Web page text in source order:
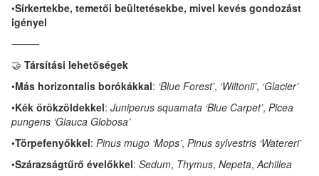
•Sírkertekbe, temetői beültetésekbe, mivel kevés gondozást
igényel
⸻
🤝 Társítási lehetőségek
•Más horizontalis borókákkal: ‘Blue Forest’, ‘Wiltonii’, ‘Glacier’
•Kék örökzöldekkel: Juniperus squamata ‘Blue Carpet’, Picea
pungens ‘Glauca Globosa’
•Törpefenyőkkel: Pinus mugo ‘Mops’, Pinus sylvestris ‘Watereri’
•Szárazságtűrő évelőkkel: Sedum, Thymus, Nepeta,Achillea